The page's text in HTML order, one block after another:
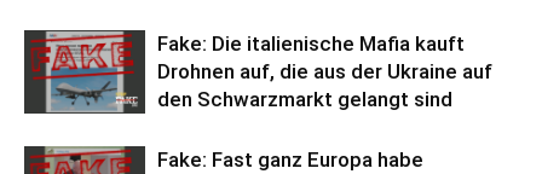
Fake: Die italienische Mafia kauft
Drohnen auf, die aus der Ukraine auf
den Schwarzmarkt gelangt sind
Fake: Fast ganz Europa habe